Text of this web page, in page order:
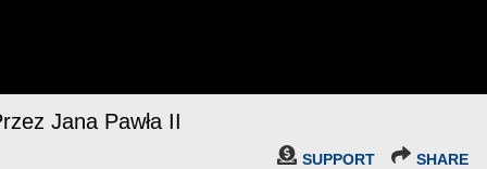
Jana Pawła II
SUPPORT SHARE